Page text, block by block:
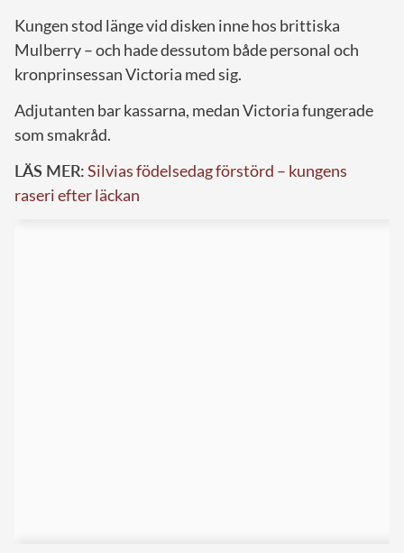
Kungen stod länge vid disken inne hos brittiska
Mulberry – och hade dessutom både personal och
kronprinsessan Victoria med sig.
Adjutanten bar kassarna, medan Victoria fungerade
som smakråd.
LÄS MER:Silvias födelsedag förstörd – kungens
raseri efter läckan